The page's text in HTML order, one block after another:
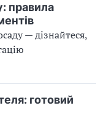
правила
— дізнайтеся,
готовий